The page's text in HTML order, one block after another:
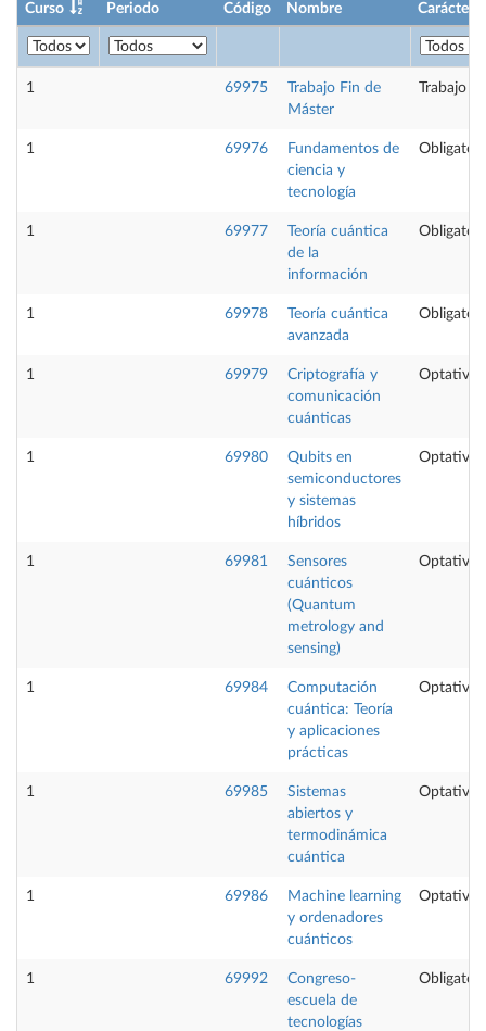
Curso Periodo Código Nombre Carácter
1 69975
Trabajo Fin de
Máster
Trabajo
1 69976
Fundamentos de
ciencia y
tecnología
1 69977
Teoría cuántica
de la
información
1 69978
Teoría cuántica
avanzada
1 69979
Criptografía y
comunicación
cuánticas
Optativa
1 69980
Qubits en
semiconductores
y sistemas
híbridos
Optativa
1 69981
Sensores
cuánticos
(Quantum
metrology and
sensing)
Optativa
1 69984
Computación
cuántica: Teoría
y aplicaciones
prácticas
Optativa
1 69985
Sistemas
abiertos y
termodinámica
cuántica
Optativa
1 69986
Machine learning
y ordenadores
cuánticos
Optativa
1 69992
Congreso-
escuela de
tecnologías